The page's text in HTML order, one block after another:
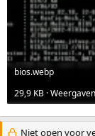
bios.webp
29,9 KB ·
Niet open voor